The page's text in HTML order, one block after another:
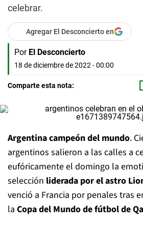
celebrar.
Agregar El Desconcierto en
Por El Desconcierto
18 de diciembre de 2022 - 00:00
Comparte esta nota:
Argentina campeón del mundo.
argentinos salieron a las calles a
eufóricamente el domingo la
selección liderada por el astro
venció a Francia por penales tras
la Copa del Mundo de fútbol de